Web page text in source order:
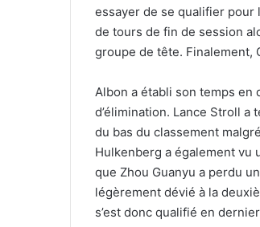
essayer de se qualifier pour
de tours de fin de session
groupe de tête. Finalement,
Albon a établi son temps
d’élimination. Lance Stroll
du bas du classement
Hulkenberg a également vu
que Zhou Guanyu a perdu
légèrement dévié à la
s’est donc qualifié en